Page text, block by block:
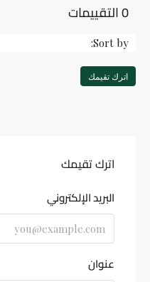
0 التقييمات
Sort by:
اترك تقيمك
اترك تقيمك
البريد الإلكتروني
عنوان